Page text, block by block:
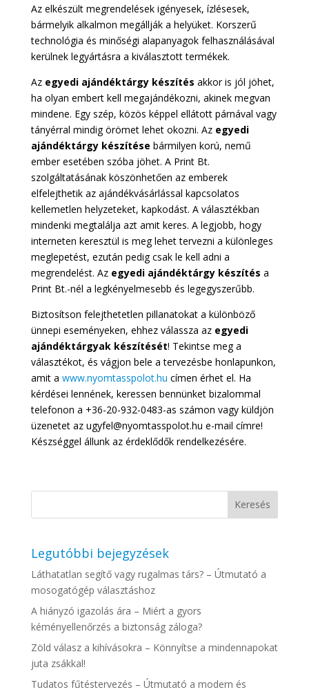
Az elkészült megrendelések igényesek, ízlésesek,
bármelyik alkalmon megállják a helyüket. Korszerű
technológia és minőségi alapanyagok felhasználásával
kerülnek legyártásra a kiválasztott termékek.
Azegyedi ajándéktárgy készítés akkor is jól jöhet,
ha olyan embert kell megajándékozni, akinek megvan
mindene. Egy szép, közös képpel ellátott párnával vagy
tányérral mindig örömet lehet okozni. Azegyedi
ajándéktárgy készítése bármilyen korú, nemű
ember esetében szóba jöhet. A Print Bt.
szolgáltatásának köszönhetően az emberek
elfelejthetik az ajándékvásárlással kapcsolatos
kellemetlen helyzeteket, kapkodást. A választékban
mindenki megtalálja azt amit keres. A legjobb, hogy
interneten keresztül is meg lehet tervezni a különleges
meglepetést, ezután pedig csak le kell adni a
megrendelést. Az egyedi ajándéktárgy készítés a
Print Bt.-nél a legkényelmesebb és legegyszerűbb.
Biztosítson felejthetetlen pillanatokat a különböző
ünnepi eseményeken, ehhez válassza az egyedi
ajándéktárgyak készítését! Tekintse meg a
választékot, és vágjon bele a tervezésbe honlapunkon,
amit a www.nyomtasspolot.hu címen érhet el. Ha
kérdései lennének, keressen bennünket bizalommal
telefonon a +36-20-932-0483-as számon vagy küldjön
üzenetet az ugyfel@nyomtasspolot.hu e-mail címre!
Készséggel állunk az érdeklődők rendelkezésére.
Legutóbbi bejegyzések
Láthatatlan segítő vagy rugalmas társ? – Útmutató a
mosogatógép választáshoz
A hiányzó igazolás ára – Miért a gyors
kéményellenőrzés a biztonság záloga?
Zöld válasz a kihívásokra – Könnyítse a mindennapokat
juta zsákkal!
Tudatos fűtéstervezés – Útmutató a modern és